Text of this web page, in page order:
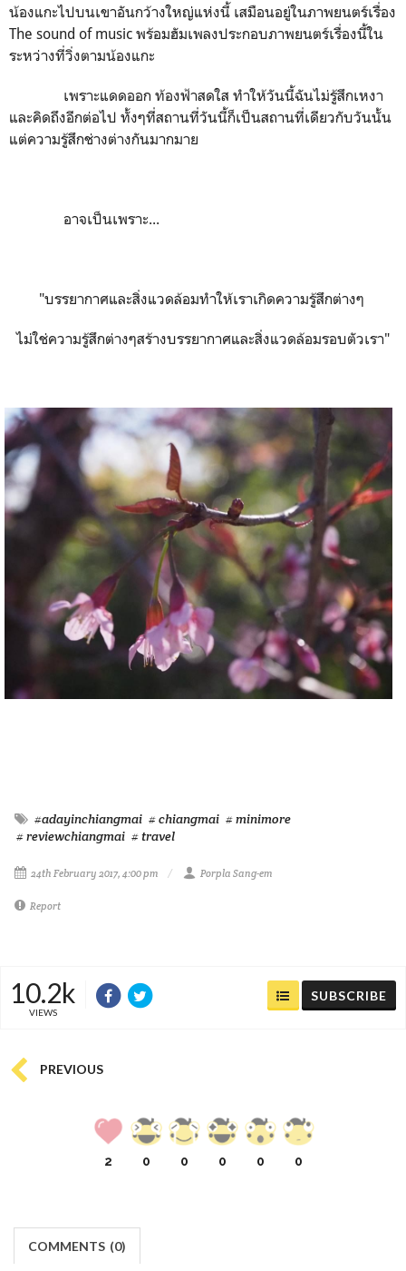
น้องแกะไปบนเขาอันกว้างใหญ่แห่งนี้ เสมือนอยู่ในภาพยนตร์เรื่อง
The sound of music พร้อมฮัมเพลงประกอบภาพยนตร์เรื่องนี้ใน
ระหว่างที่วิ่งตามน้องแกะ
เพราะแดดออก ท้องฟ้าสดใส ทำให้วันนี้ฉันไม่รู้สึกเหงา
และคิดถึงอีกต่อไป ทั้งๆที่สถานที่วันนี้ก็เป็นสถานที่เดียวกับวันนั้น
แต่ความรู้สึกช่างต่างกันมากมาย
อาจเป็นเพราะ...
"บรรยากาศและสิ่งแวดล้อมทำให้เราเกิดความรู้สึกต่างๆ
ไม่ใช่ความรู้สึกต่างๆสร้างบรรยากาศและสิ่งแวดล้อมรอบตัวเรา"
#adayinchiangmai # chiangmai # minimore
# reviewchiangmai # travel
24th February 2017, 4:00 pm Porpla Sang-em
Report
10.2k
VIEWS
SUBSCRIBE
PREVIOUS
2 0 0 0 0 0
COMMENTS (0)